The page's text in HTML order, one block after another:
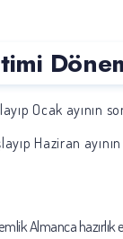
Ocak ayının
Haziran
Almanca